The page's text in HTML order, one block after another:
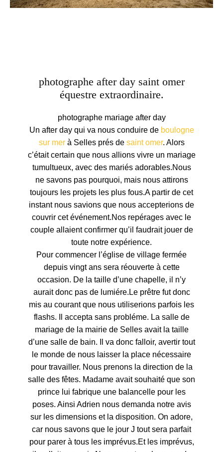
photographe after day saint omer
équestre extraordinaire.
photographe mariage after day
Un after day qui va nous conduire de boulogne
sur merà Selles prés de saint omer. Alors
c’était certain que nous allions vivre un mariage
tumultueux, avec des mariés adorables.Nous
ne savons pas pourquoi, mais nous attirons
toujours les projets les plus fous.A partir de cet
instant nous savions que nous accepterions de
couvrir cet événement.Nos repérages avec le
couple allaient confirmer qu’il faudrait jouer de
toute notre expérience.
Pour commencer l’église de village fermée
depuis vingt ans sera réouverte à cette
occasion. De la taille d’une chapelle, il n’y
aurait donc pas de lumiére.Le prêtre fut donc
mis au courant que nous utiliserions parfois les
flashs. Il accepta sans probléme. La salle de
mariage de la mairie de Selles avait la taille
d’une salle de bain. Il va donc falloir, avertir tout
le monde de nous laisser la place nécessaire
pour travailler. Nous prenons la direction de la
salle des fêtes. Madame avait souhaité que son
prince lui fabrique une balancelle pour les
poses. Ainsi Adrien nous demanda notre avis
sur les dimensions et la disposition. On adore,
car nous savons que le jour J tout sera parfait
pour parer à tous les imprévus.Et les imprévus,